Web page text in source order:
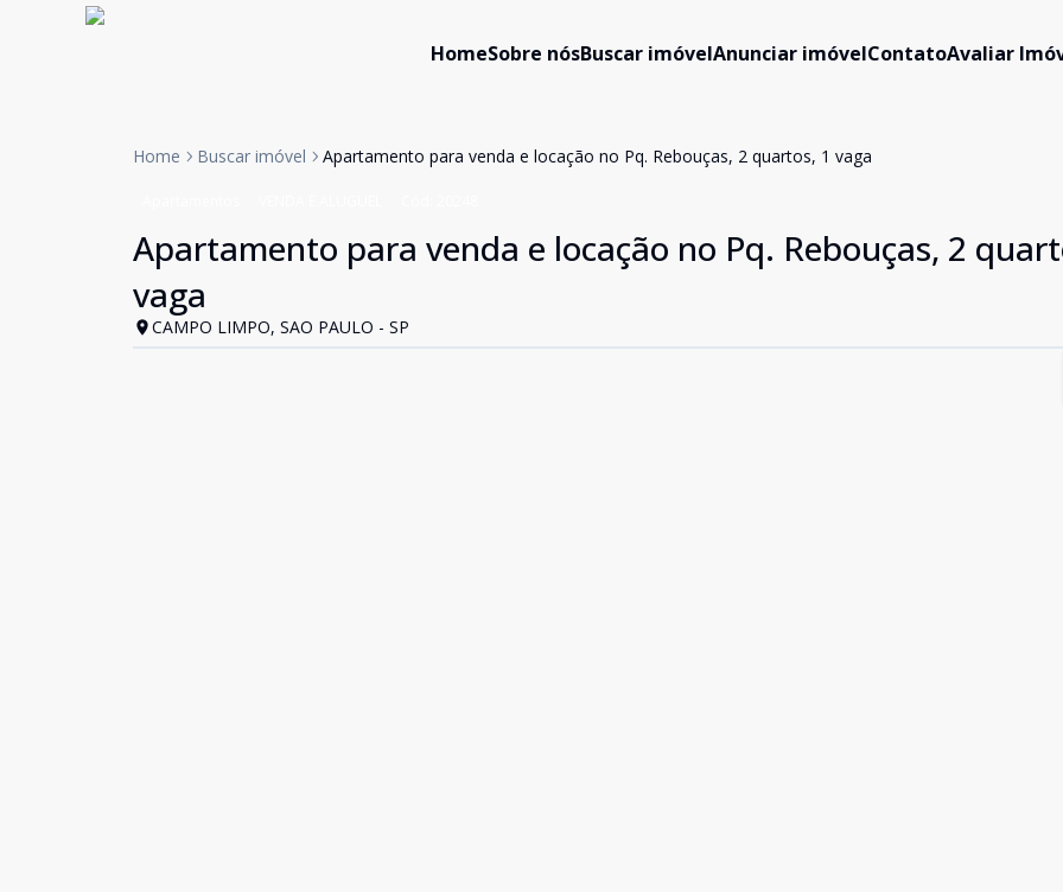
HomeSobre nósBuscar imóvelAnunciar imóvelContatoAvaliar
Home Buscar imóvel Apartamento para venda e locação no Pq. Rebouças, 2 quartos, 1 vaga
Apartamento para venda e locação no Pq. Rebouças, 2
vaga
CAMPO LIMPO, SAO PAULO - SP